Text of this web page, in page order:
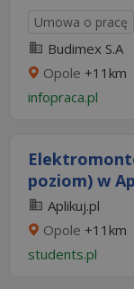
Umowa o pracę
Budimex S.A
Opole +11km
infopraca.pl
poziom) w
Aplikuj.pl
Opole +11km
students.pl